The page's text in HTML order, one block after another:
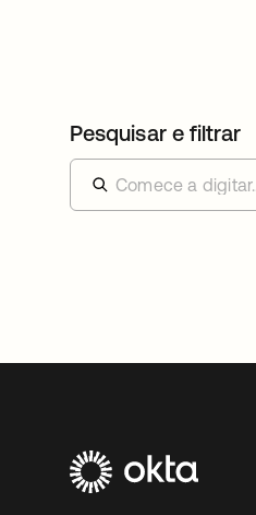
Pesquisar e filtrar